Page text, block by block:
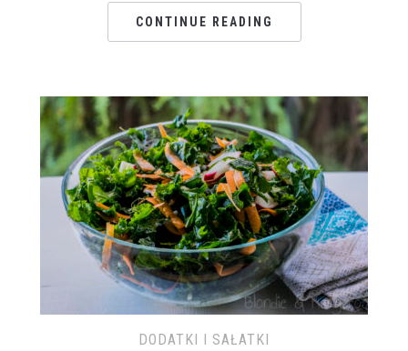
CONTINUE READING
DODATKI I SAŁATKI